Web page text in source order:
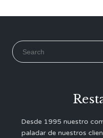
Search for:
Desde 1995 nuestro
paladar de nuestros